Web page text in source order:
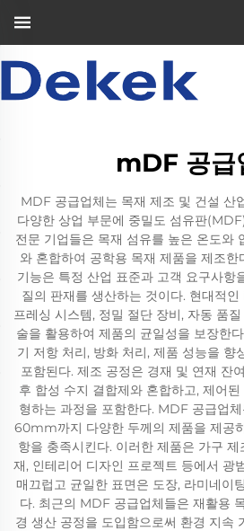
mDF 공급
MDF 공급업체는 목재 제조 및 건설 산
다양한 상업 부문에 중밀도 섬유판
전문 기업들은 목재 섬유를 높은 온도와
와 혼합하여 공학용 목재 제품을 제조
기능은 특정 산업 표준과 고객 요구사항
질의 판재를 생산하는 것이다. 현대적
프레싱 시스템, 정밀 절단 장비, 자동 품
술을 활용하여 제품의 균일성을 보장한
기 저항 처리, 방화 처리, 제품 성능을 향
포함된다. 제조 공정은 경재 및 연재 잔
후 합성 수지 결합제와 혼합하고, 제어
형하는 과정을 포함한다. MDF 공급업
60mm까지 다양한 두께의 제품을 제공
항을 충족시킨다. 이러한 제품은 가구
재, 인테리어 디자인 프로젝트 등에서 광
매끄럽고 균일한 표면은 도장, 라미네이
다. 최근의 MDF 공급업체들은 재활용
경 생산 공정을 도입함으로써 환경 지속